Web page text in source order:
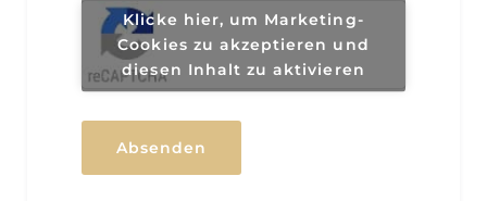
Z
u
i
Klicke hier, um Marketing-
Cookies zu akzeptieren und
diesen Inhalt zu aktivieren
Absenden